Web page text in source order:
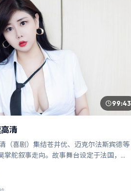
99:43
清
（喜剧）集结苍井优、迈克尔·法斯宾德等
掌舵叙事走向。故事舞台设定于法国，围
开连锁反应；配乐与色彩高度服务于主
味。